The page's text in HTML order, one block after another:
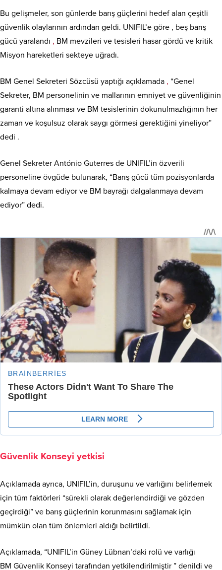
Bu gelişmeler, son günlerde barış güçlerini hedef alan çeşitli
güvenlik olaylarının ardından geldi. UNIFIL’e göre , beş barış
gücü yaralandı , BM mevzileri ve tesisleri hasar gördü ve kritik
Misyon hareketleri sekteye uğradı.
BM Genel Sekreteri Sözcüsü yaptığı açıklamada , “Genel
Sekreter, BM personelinin ve mallarının emniyet ve güvenliğinin
garanti altına alınması ve BM tesislerinin dokunulmazlığının her
zaman ve koşulsuz olarak saygı görmesi gerektiğini yineliyor”
dedi .
Genel Sekreter António Guterres de UNIFIL’in özverili
personeline övgüde bulunarak, “Barış gücü tüm pozisyonlarda
kalmaya devam ediyor ve BM bayrağı dalgalanmaya devam
ediyor” dedi.
Güvenlik Konseyi yetkisi
Açıklamada ayrıca, UNIFIL’in, duruşunu ve varlığını belirlemek
için tüm faktörleri “sürekli olarak değerlendirdiği ve gözden
geçirdiği” ve barış güçlerinin korunmasını sağlamak için
mümkün olan tüm önlemleri aldığı belirtildi.
Açıklamada, “UNIFIL’in Güney Lübnan’daki rolü ve varlığı
BM Güvenlik Konseyi tarafından yetkilendirilmiştir ” denildi ve